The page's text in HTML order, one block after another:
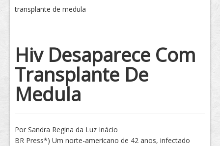
transplante de medula
Hiv Desaparece Com
Transplante De
Medula
Por Sandra Regina da Luz Inácio
BR Press*) Um norte-americano de 42 anos, infectado